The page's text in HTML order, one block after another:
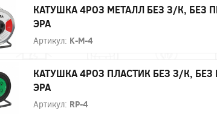
КАТУШКА 4РОЗ МЕТАЛЛ БЕЗ З/К, БЕЗ
ЭРА
Артикул: K-M-4
КАТУШКА 4РОЗ ПЛАСТИК БЕЗ З/К, БЕЗ
ЭРА
Артикул: RP-4